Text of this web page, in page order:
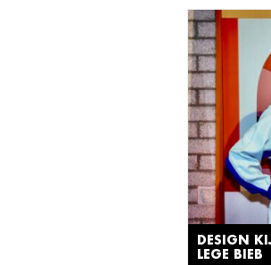
DESIGN
LEGE BIEB